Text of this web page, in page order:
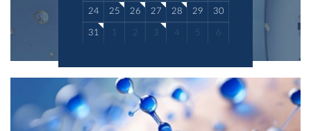
24 25 26 27 28 29 30
31 1 2 3 4 5 6